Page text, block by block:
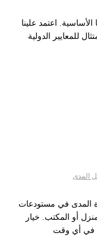
اعتمد علينا
المدى
المدى في مستودعات
أو المكتب. خيار